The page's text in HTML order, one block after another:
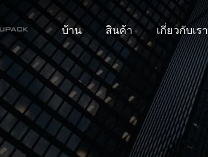
บ้าน สินค้า เกี่ยวกับเรา